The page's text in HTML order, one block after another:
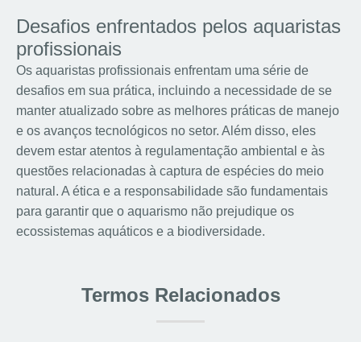
Desafios enfrentados pelos aquaristas
profissionais
Os aquaristas profissionais enfrentam uma série de
desafios em sua prática, incluindo a necessidade de se
manter atualizado sobre as melhores práticas de manejo
e os avanços tecnológicos no setor. Além disso, eles
devem estar atentos à regulamentação ambiental e às
questões relacionadas à captura de espécies do meio
natural. A ética e a responsabilidade são fundamentais
para garantir que o aquarismo não prejudique os
ecossistemas aquáticos e a biodiversidade.
Termos Relacionados